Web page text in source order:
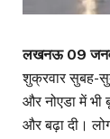
लखनऊ 09
शुक्रवार सुबह-
और नोएडा में भी
और बढ़ा दी।